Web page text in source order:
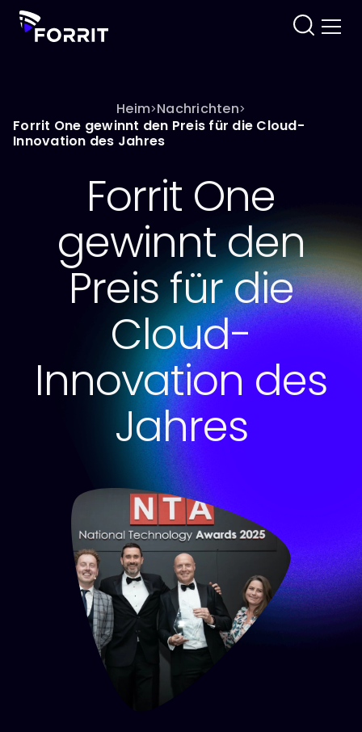
Heim>Nachrichten>
Forrit One gewinnt den Preis für die Cloud-
Innovation des Jahres
Forrit One
gewinnt den
Preis für die
Cloud-
Innovation des
Jahres